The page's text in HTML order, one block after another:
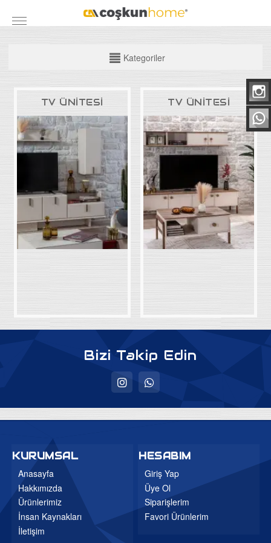
Kategoriler
Mobilya Grubu
Yatak Odası Takımları
Yemek Odası
Koltuk Takımları
Maxi Takımlar
Köşe Takımları
TV Üniteleri
Bazalar
Uyku Evi
3'lü Setler
Mutfak Masa ve Sandalye
TV ÜNİTESİ TV ÜNİTESİ
Bizi Takip Edin
KURUMSAL
Anasayfa
Hakkımızda
Ürünlerimiz
İnsan Kaynakları
İletişim
HESABIM
Giriş Yap
Üye Ol
Siparişlerim
Favori Ürünlerim